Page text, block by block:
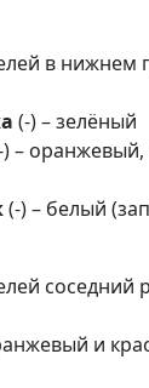
в нижнем
(-) – зелёный
) –
(-) – белый
соседний
и